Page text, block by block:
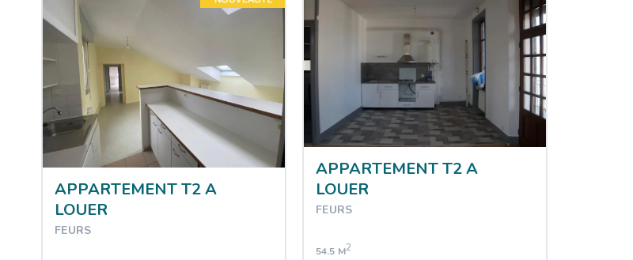
APPARTEMENT T2 A
LOUER
FEURS
APPARTEMENT T2 A
LOUER
FEURS
54.5 M2